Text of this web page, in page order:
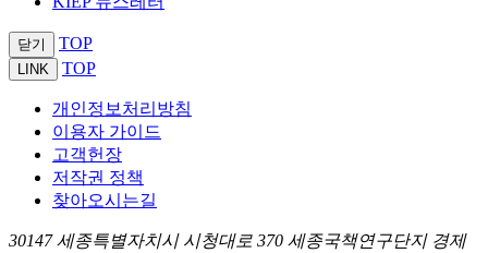
닫기 TOP
LINK TOP
개인정보처리방침
이용자 가이드
고객헌장
저작권 정책
찾아오시는길
30147 세종특별자치시 시청대로 370 세종국책연구단지 경제